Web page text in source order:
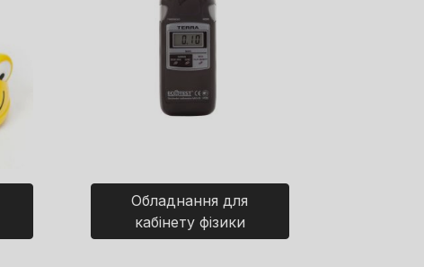
Обладнання для
кабінету фізики